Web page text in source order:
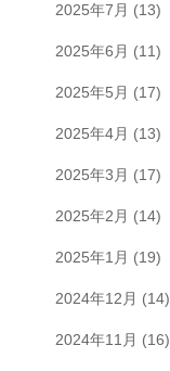
2025年7月 (13)
2025年6月 (11)
2025年5月 (17)
2025年4月 (13)
2025年3月 (17)
2025年2月 (14)
2025年1月 (19)
2024年12月 (14)
2024年11月 (16)